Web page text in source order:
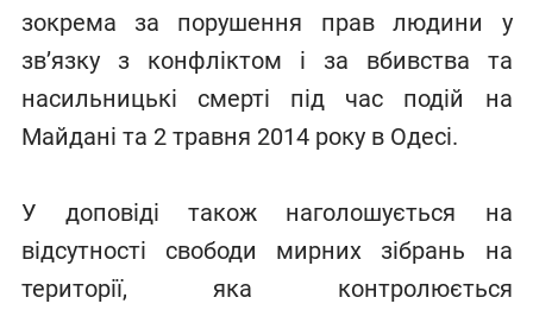
зокрема за порушення прав людини у
зв’язку з конфліктом і за вбивства та
насильницькі смерті під час подій на
Майдані та 2 травня 2014 року в Одесі.
У доповіді також наголошується на
відсутності свободи мирних зібрань на
території, яка контролюється